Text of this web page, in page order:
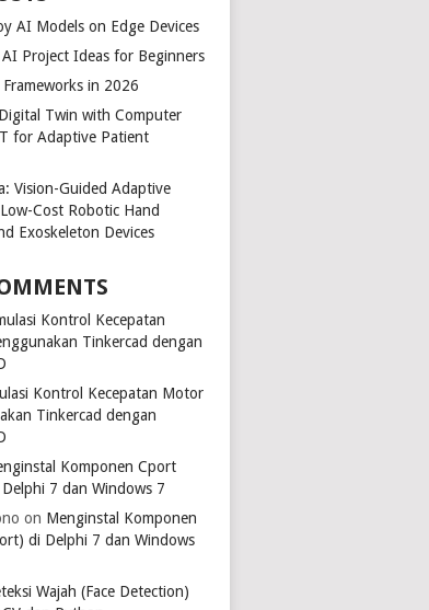
AI Models on Edge Devices
Project Ideas for Beginners
in 2026
Twin with Computer
for Adaptive Patient
Vision-Guided Adaptive
Cost Robotic Hand
Exoskeleton Devices
Kontrol Kecepatan
Tinkercad dengan
Kontrol Kecepatan Motor
Tinkercad dengan
Komponen Cport
7 dan Windows 7
on Menginstal Komponen
di Delphi 7 dan Windows
Wajah (Face Detection)